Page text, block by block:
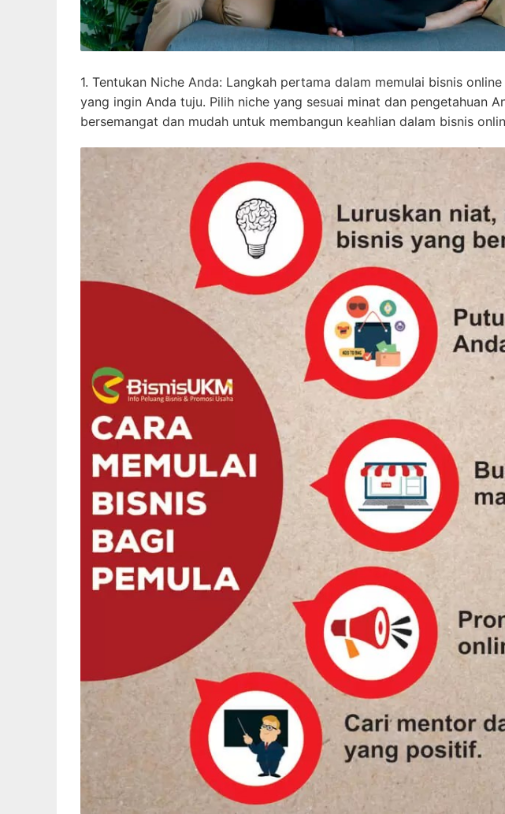
1. Tentukan Niche Anda: Langkah pertama dalam memulai bisnis
yang ingin Anda tuju. Pilih niche yang sesuai minat dan pengetahuan
bersemangat dan mudah untuk membangun keahlian dalam bisnis